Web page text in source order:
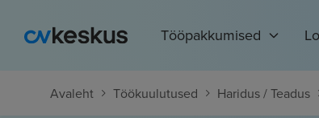
Tööpakkumised
Avaleht Töökuulutused Haridus / Teadus